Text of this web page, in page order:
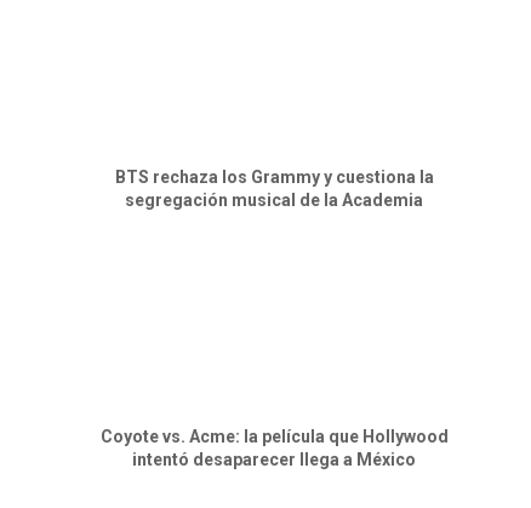
BTS rechaza los Grammy y cuestiona la
segregación musical de la Academia
Coyote vs. Acme: la película que Hollywood
intentó desaparecer llega a México